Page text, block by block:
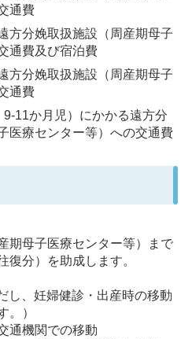
通費
方分娩取扱施設（周産期母子
通費及び宿泊費
方分娩取扱施設（周産期母子
通費
11か月児）にかかる遠方分
医療センター等）への交通費
期母子医療センター等）まで
復分）を助成します。
、妊婦健診・出産時の移動
。）
通機関での移動